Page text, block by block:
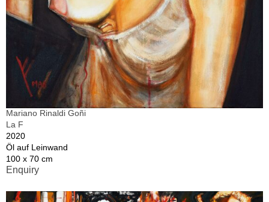
Mariano Rinaldi Goñi
La F
2020
Öl auf Leinwand
100 x 70 cm
Enquiry